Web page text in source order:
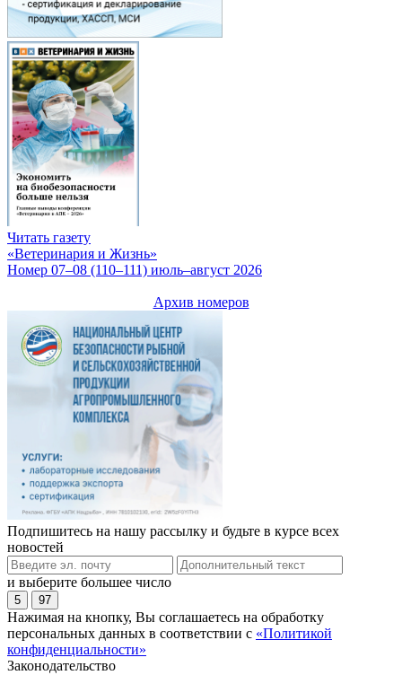
Читать газету
«Ветеринария и Жизнь»
Номер 07–08 (110–111) июль–август 2026
Архив номеров
Подпишитесь на нашу рассылку и будьте в курсе всех
новостей
и выберите большее число
5 97
Нажимая на кнопку, Вы соглашаетесь на обработку
персональных данных в соответствии с «Политикой
конфиденциальности»
Законодательство